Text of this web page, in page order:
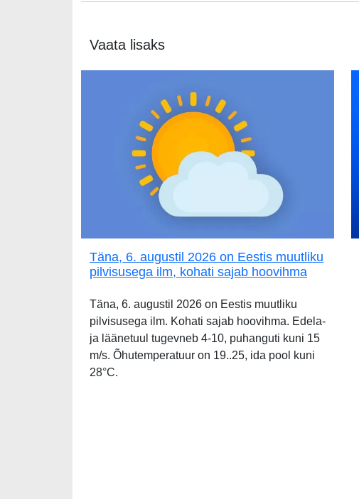
Vaata lisaks
Täna, 6. augustil 2026 on Eestis muutliku
pilvisusega ilm, kohati sajab hoovihma
Täna, 6. augustil 2026 on Eestis muutliku
pilvisusega ilm. Kohati sajab hoovihma. Edela-
ja läänetuul tugevneb 4-10, puhanguti kuni 15
m/s. Õhutemperatuur on 19..25, ida pool kuni
28°C.